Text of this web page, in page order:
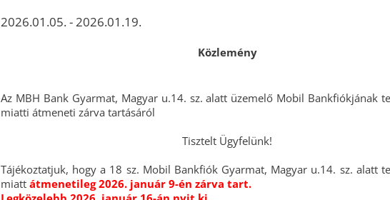
2026.01.05. - 2026.01.19.
Közlemény
Az MBH Bank Gyarmat, Magyar u.14. sz. alatt üzemelő Mobil Bankfiókjának
miatti átmeneti zárva tartásáról
Tisztelt Ügyfelünk!
Tájékoztatjuk, hogy a 18 sz. Mobil Bankfiók Gyarmat, Magyar u.14. sz. alatt
miatt átmenetileg 2026. január 9-én zárva tart.